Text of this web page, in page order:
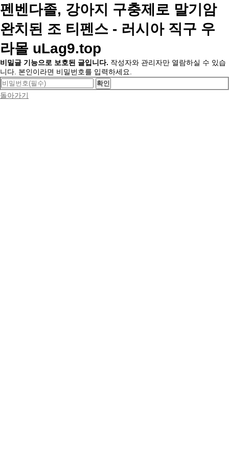
펜벤다졸, 강아지 구충제로 말기암
완치된 조 티펜스 - 러시아 직구 우
라몰 uLag9.top
비밀글 기능으로 보호된 글입니다. 작성자와 관리자만 열람하실 수 있습
니다. 본인이라면 비밀번호를 입력하세요.
돌아가기